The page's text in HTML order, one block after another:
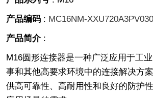
产品编码 : MC16NM-
产品简介:
M16圆形连接器是一种广泛应用于工
事和其他高要求环境中的连接解决方
供高可靠性、高耐用性和良好的防护